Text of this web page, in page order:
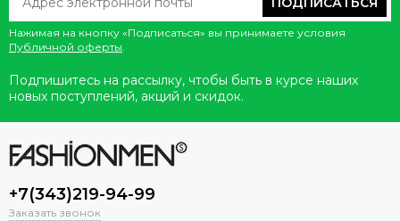
Нажимая на кнопку «Подписаться» вы принимаете условия
Публичной оферты.
Подпишитесь на рассылку, чтобы быть в курсе наших
новых поступлений, акций и скидок.
+7(343)219-94-99
Заказать звонок